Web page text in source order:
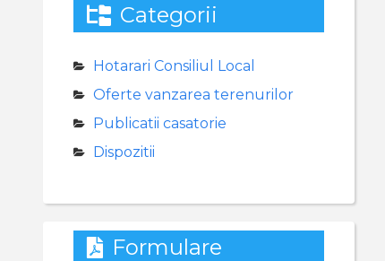
Categorii
Hotarari Consiliul Local
Oferte vanzarea terenurilor
Publicatii casatorie
Dispozitii
Formulare